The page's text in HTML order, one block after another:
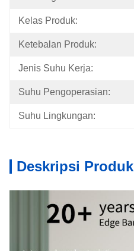
Kelas Produk:
Ketebalan Produk:
Jenis Suhu Kerja:
Suhu Pengoperasian:
Suhu Lingkungan:
Deskripsi Produk